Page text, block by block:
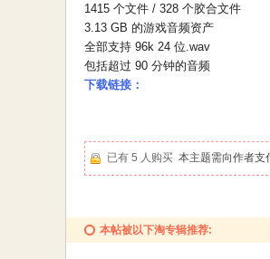
1415 个文件 / 328 个胶合文件
3.13 GB 的游戏音频资产
全部支持 96k 24 位.wav
包括超过 90 分钟的音频
下载链接：
已有 5 人购买 本主题需向作者支
本帖被以下淘专辑推荐: